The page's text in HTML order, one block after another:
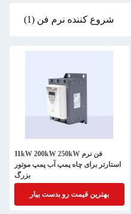
شروع کننده نرم فن (1)
11kW 200kW 250kW فن نرم
استارتر برای چاه پمپ آب پمپ موتور
بزرگ
بهترین قیمت رو بدست بیار